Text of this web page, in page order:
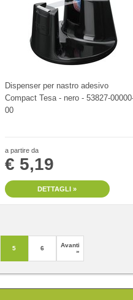
Dispenser per nastro adesivo
Compact Tesa - nero - 53827-
00
a partire da
€ 5,19
DETTAGLI »
5 6
Avanti
»